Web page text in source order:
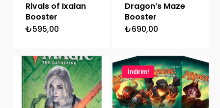
Rivals of Ixalan
Booster
₺595,00
Dragon’s Maze
Booster
₺690,00
İndirim!